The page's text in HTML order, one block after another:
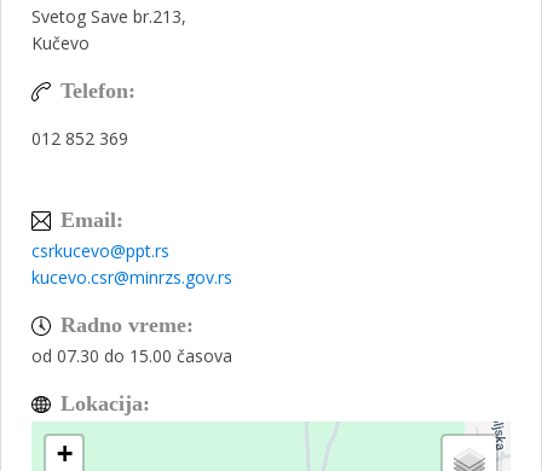
Svetog Save br.213,
Kučevo
Telefon:
012 852 369
Email:
csrkucevo@ppt.rs
kucevo.csr@minrzs.gov.rs
Radno vreme:
od 07.30 do 15.00 časova
Lokacija:
+